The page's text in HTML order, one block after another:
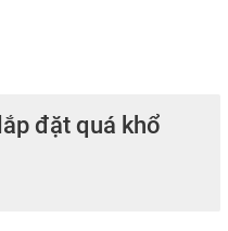
đặt quá khổ